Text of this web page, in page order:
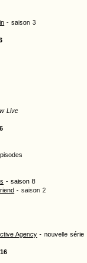
- saison 3
Live
- saison 8
- saison 2
Agency - nouvelle série